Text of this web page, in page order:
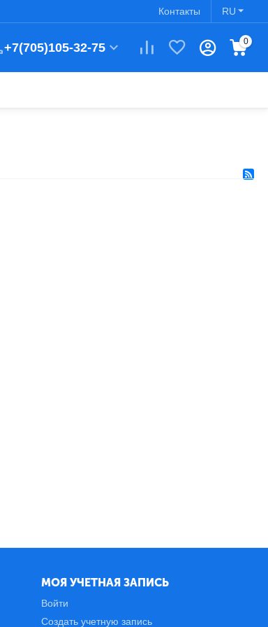
RU
Контакты
+7(705)105-32-75 0
МОЯ УЧЕТНАЯ ЗАПИСЬ
Войти
Создать учетную запись